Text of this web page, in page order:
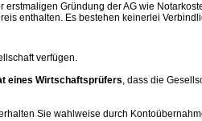
erstmaligen Gründung der AG wie
enthalten. Es bestehen keinerlei
verfügen.
eines Wirtschaftsprüfers, dass die
Sie wahlweise durch